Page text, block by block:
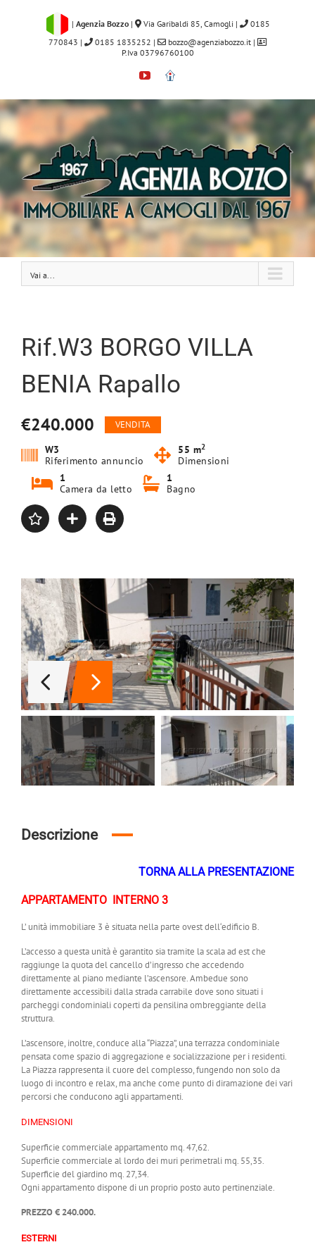
| Agenzia Bozzo | Via Garibaldi 85, Camogli |
0185
770843 | 0185 1835252 | bozzo@agenziabozzo.it|
P.Iva 03796760100
YouTube
Immobiliare.it
Vai a...
Rif.W3 BORGO VILLA
BENIA Rapallo
€240.000 VENDITA
W3
Riferimento annuncio
55 m2
Dimensioni
1
Camera da letto
1
Bagno
Descrizione
TORNA ALLA PRESENTAZIONE
APPARTAMENTO INTERNO 3
L’ unità immobiliare 3 è situata nella parte ovest dell‘edificio B.
L’accesso a questa unità è garantito sia tramite la scala ad est che
raggiunge la quota del cancello d’ingresso che accedendo
direttamente al piano mediante l’ascensore. Ambedue sono
direttamente accessibili dalla strada carrabile dove sono situati i
parcheggi condominiali coperti da pensilina ombreggiante della
struttura.
L’ascensore, inoltre, conduce alla “Piazza”, una terrazza condominiale
pensata come spazio di aggregazione e socializzazione per i residenti.
La Piazza rappresenta il cuore del complesso, fungendo non solo da
luogo di incontro e relax, ma anche come punto di diramazione dei vari
percorsi che conducono agli appartamenti.
DIMENSIONI
Superficie commerciale appartamento mq. 47,62.
Superficie commerciale al lordo dei muri perimetrali mq. 55,35.
Superficie del giardino mq. 27,34.
Ogni appartamento dispone di un proprio posto auto pertinenziale.
PREZZO € 240.000.
ESTERNI